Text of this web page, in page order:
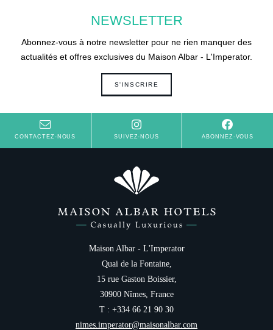
NEWSLETTER
Abonnez-vous à notre newsletter pour ne rien manquer des
actualités et offres exclusives du Maison Albar - L'Imperator.
S'INSCRIRE
CONTACTEZ-NOUS SUIVEZ-NOUS ABONNEZ-VOUS
Maison Albar - L'Imperator
Quai de la Fontaine,
15 rue Gaston Boissier,
30900 Nîmes, France
T : +334 66 21 90 30
nimes.imperator@maisonalbar.com